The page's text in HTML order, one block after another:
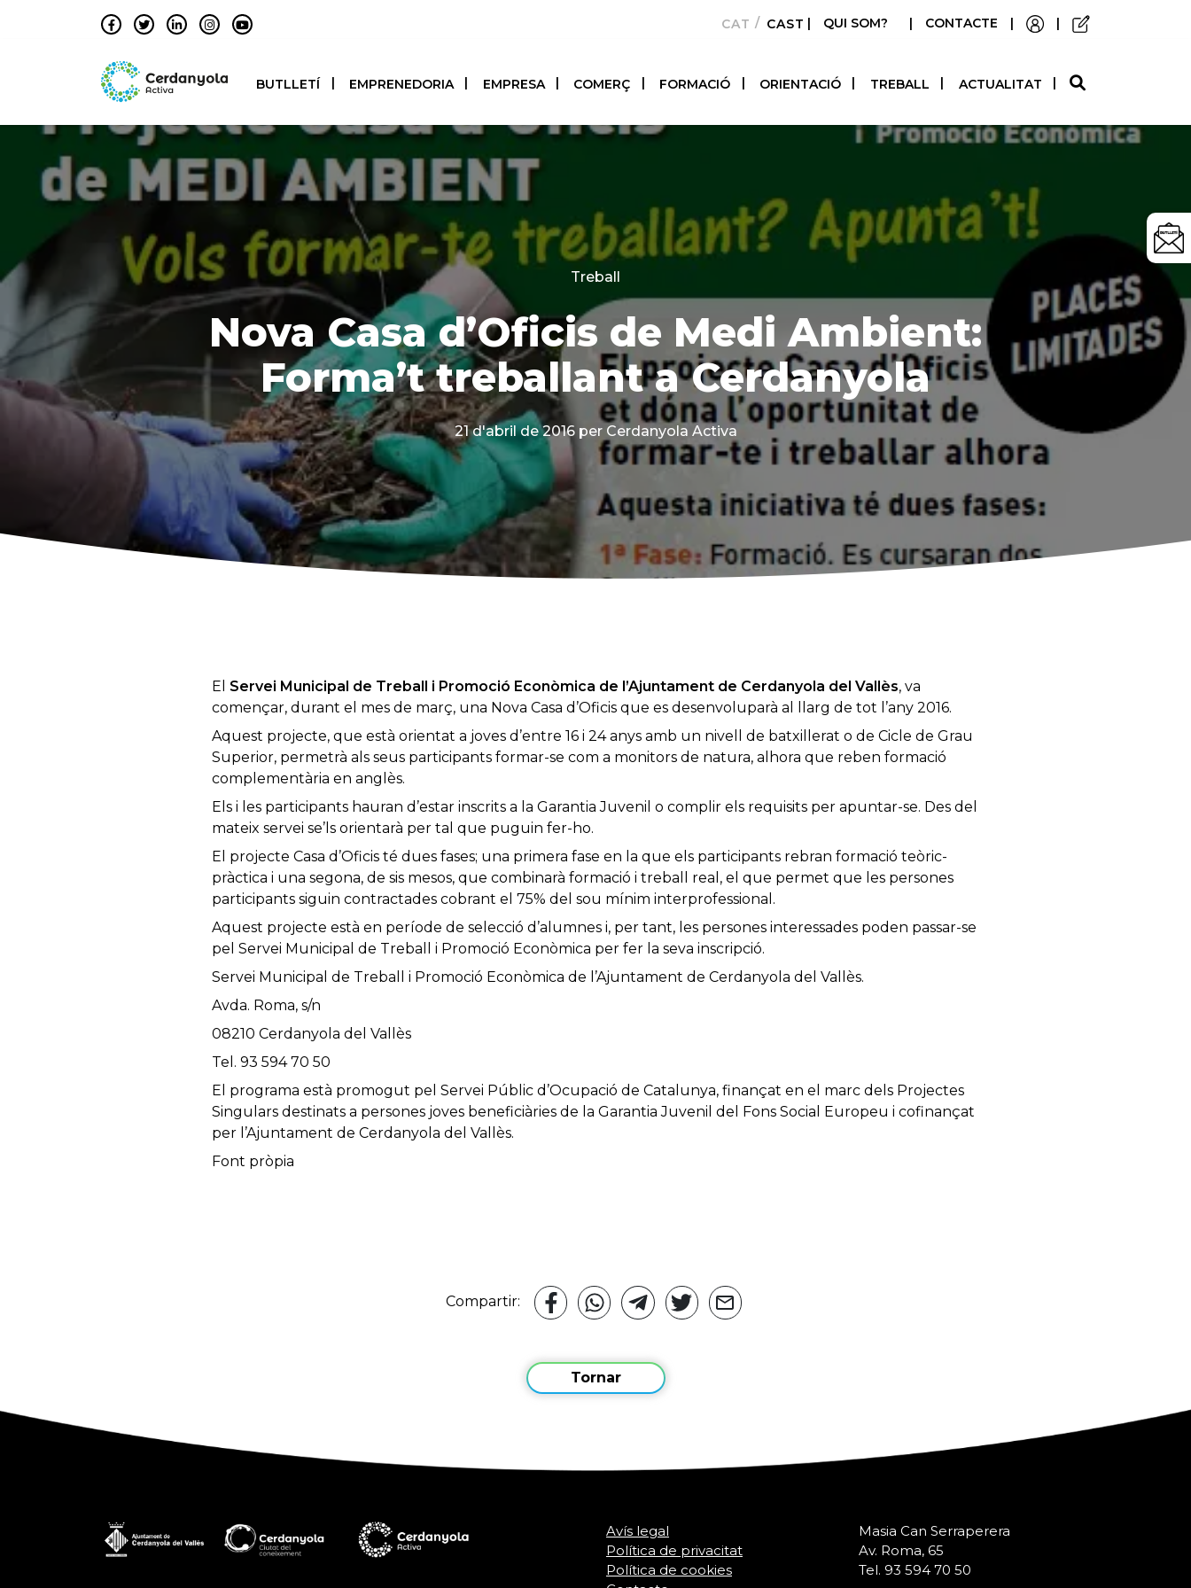
CATALÀCASTELLANO
| QUI SOM? | CONTACTE | |
BUTLLETÍ EMPRENEDORIA EMPRESA COMERÇ FORMACIÓ ORIENTACIÓ TREBALL ACTUALITAT
Categories
Treball
Nova Casa d’Oficis de Medi Ambient:
Forma’t treballant a Cerdanyola
21 d'abril de 2016 per Cerdanyola Activa
El Servei Municipal de Treball i Promoció Econòmica de l’Ajuntament de Cerdanyola del Vallès, va
començar, durant el mes de març, una Nova Casa d’Oficis que es desenvoluparà al llarg de tot l’any 2016.
Aquest projecte, que està orientat a joves d’entre 16 i 24 anys amb un nivell de batxillerat o de Cicle de Grau
Superior, permetrà als seus participants formar-se com a monitors de natura, alhora que reben formació
complementària en anglès.
Els i les participants hauran d’estar inscrits a la Garantia Juvenil o complir els requisits per apuntar-se. Des del
mateix servei se’ls orientarà per tal que puguin fer-ho.
El projecte Casa d’Oficis té dues fases; una primera fase en la que els participants rebran formació teòric-
pràctica i una segona, de sis mesos, que combinarà formació i treball real, el que permet que les persones
participants siguin contractades cobrant el 75% del sou mínim interprofessional.
Aquest projecte està en període de selecció d’alumnes i, per tant, les persones interessades poden passar-se
pel Servei Municipal de Treball i Promoció Econòmica per fer la seva inscripció.
Servei Municipal de Treball i Promoció Econòmica de l’Ajuntament de Cerdanyola del Vallès.
Avda. Roma, s/n
08210 Cerdanyola del Vallès
Tel. 93 594 70 50
El programa està promogut pel Servei Públic d’Ocupació de Catalunya, finançat en el marc dels Projectes
Singulars destinats a persones joves beneficiàries de la Garantia Juvenil del Fons Social Europeu i cofinançat
per l’Ajuntament de Cerdanyola del Vallès.
Font pròpia
Compartir:
Tornar
Avís legal
Política de privacitat
Política de cookies
Masia Can Serraperera
Av. Roma, 65
Tel. 93 594 70 50